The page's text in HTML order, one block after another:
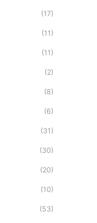
(17)
(11)
(11)
(2)
(8)
(6)
(31)
(30)
(20)
(10)
(53)